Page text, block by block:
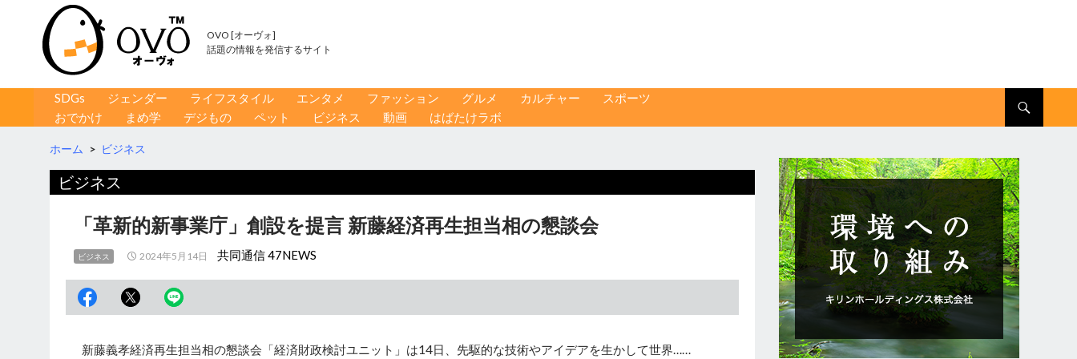
OVO [オーヴォ]
話題の情報を発信するサイト
コンテンツへ移動
SDGs ジェンダー ライフスタイル エンタメ ファッション グルメ カルチャー
スポーツ
おでかけ
まめ学 デジもの ペット ビジネス 動画 はばたけラボ
ホーム > ビジネス
ビジネス
「革新的新事業庁」創設を提言 新藤経済再生担当相の懇談会
ビジネス 2024年5月14日 共同通信 47NEWS
新藤義孝経済再生担当相の懇談会「経済財政検討ユニット」は14日、先駆的な技術やアイデアを生かして世界……